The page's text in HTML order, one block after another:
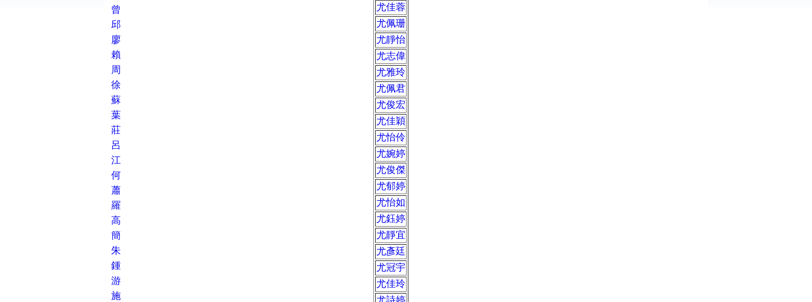
曾
邱
廖
賴
周
徐
蘇
葉
莊
呂
江
何
蕭
羅
高
簡
朱
鍾
游
施
尤佳蓉
尤佩珊
尤靜怡
尤志偉
尤雅玲
尤佩君
尤俊宏
尤佳穎
尤怡伶
尤婉婷
尤俊傑
尤郁婷
尤怡如
尤鈺婷
尤靜宜
尤彥廷
尤冠宇
尤佳玲
尤詩婷